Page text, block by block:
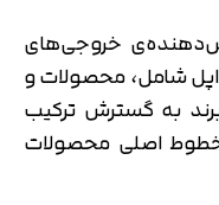
خروجی‌های
شامل، محصولات و
به گسترش ترکیب
اصلی محصولات